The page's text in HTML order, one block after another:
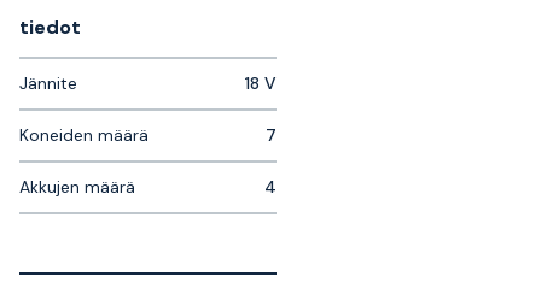
tiedot
Jännite 18 V
Koneiden määrä 7
Akkujen määrä 4